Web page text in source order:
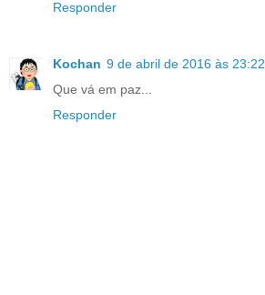
Responder
Kochan 9 de abril de 2016 às 23:22
Que vá em paz...
Responder